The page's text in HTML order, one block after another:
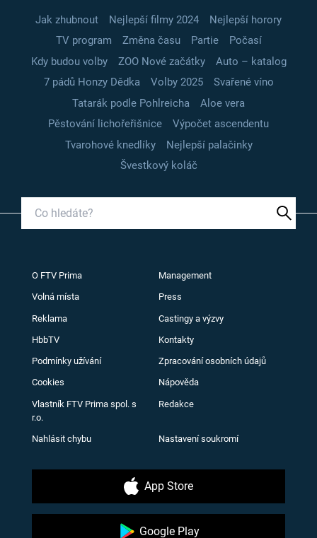
Jak zhubnout Nejlepší filmy 2024
Nejlepší horory
TV program
Změna času Partie
Počasí
Kdy budou volby
ZOO Nové začátky
Auto – katalog
7 pádů Honzy Dědka
Volby 2025
Svařené víno
Tatarák podle Pohlreicha
Aloe vera
Pěstování lichořeřišnice
Výpočet ascendentu
Tvarohové knedlíky
Nejlepší palačinky
Švestkový koláč
O FTV Prima Management
Volná místa Press
Reklama Castingy a výzvy
HbbTV Kontakty
Podmínky užívání Zpracování osobních údajů
Cookies Nápověda
Vlastník FTV Prima spol. s
r.o.
Redakce
Nahlásit chybu Nastavení soukromí
App Store
Google Play